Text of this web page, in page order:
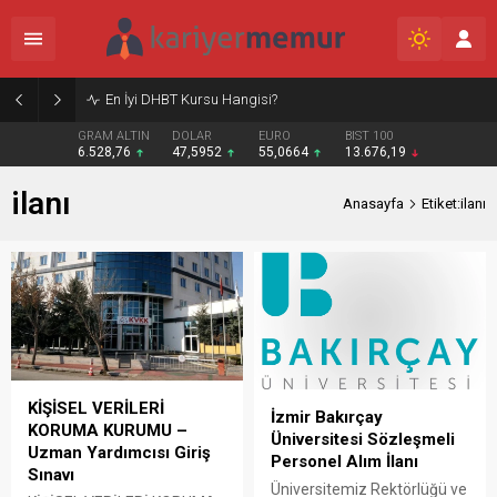
Burcular Pen — Sakarya’da doğru sistem, temiz montaj
GRAM ALTIN
6.528,76
DOLAR
47,5952
EURO
55,0664
BIST 100
13.676,19
ilanı Anasayfa Etiket:ilanı
KİŞİSEL VERİLERİ
KORUMA KURUMU –
Uzman Yardımcısı Giriş
Sınavı
İzmir Bakırçay
Üniversitesi Sözleşmeli
Personel Alım İlanı
Üniversitemiz Rektörlüğü ve